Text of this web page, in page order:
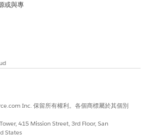
您要求該存取權。若要在繼續之前確
取權或讀/寫權限,且您的經理是否批准
經理 Karen Thompson 今早已批准。
共用磁碟存取要求已根據 Karen
准,以唯讀權限提交。該要求將由財務資
在 2 小時內處理。授與存取權時,您將
是否解決您的問題？
或與專
Inc. 保留所有權利。各個商標屬於其個別
415 Mission Street, 3rd Floor, San
States